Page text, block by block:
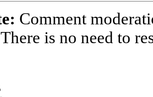
Comment
is no need to